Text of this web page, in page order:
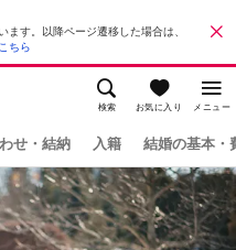
す。以降ページ遷移した場合は、
ちら
検索 お気に入り メニュー
せ・結納 入籍 結婚の基本・